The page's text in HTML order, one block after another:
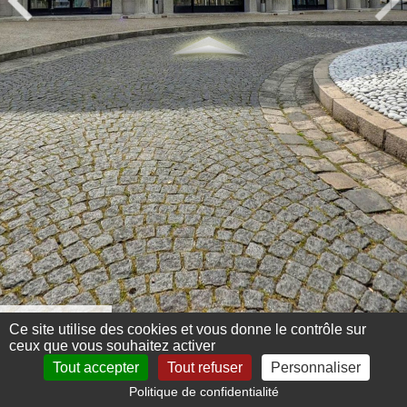
Menu 360°
Ce site utilise des cookies et vous donne le contrôle sur
ceux que vous souhaitez activer
Tout accepter
Tout refuser Personnaliser
Politique de confidentialité